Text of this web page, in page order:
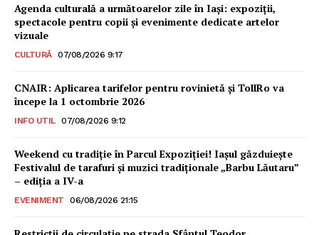
Agenda culturală a următoarelor zile în Iași: expoziții,
spectacole pentru copii și evenimente dedicate artelor
vizuale
CULTURĂ 07/08/2026 9:17
CNAIR: Aplicarea tarifelor pentru rovinietă și TollRo va
începe la 1 octombrie 2026
INFO UTIL 07/08/2026 9:12
Weekend cu tradiție în Parcul Expoziției! Iașul găzduiește
Festivalul de tarafuri și muzici tradiționale „Barbu Lăutaru”
– ediția a IV-a
EVENIMENT 06/08/2026 21:15